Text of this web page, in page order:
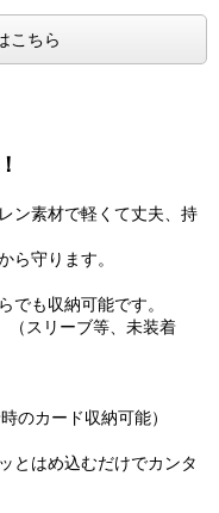
こちら
ン素材で軽くて丈夫、持
ら守ります。
でも収納可能です。
（スリーブ等、未装着
のカード収納可能）
とはめ込むだけでカンタ